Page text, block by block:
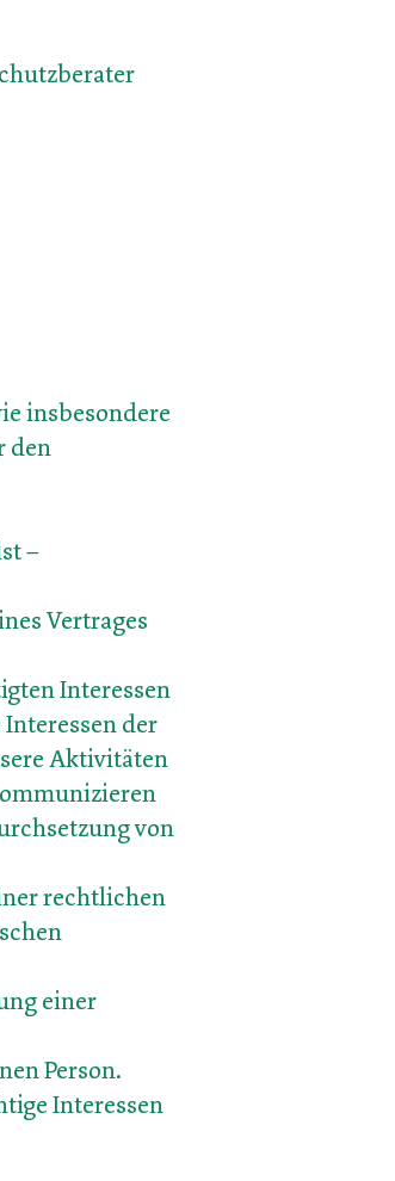
insbesondere
den
–
Vertrages
Interessen
der
Aktivitäten
von
rechtlichen
einer
Person.
Interessen